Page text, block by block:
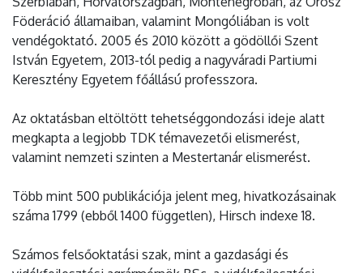
Föderáció államaiban, valamint Mongóliában is volt
vendégoktató. 2005 és 2010 között a gödöllői Szent
István Egyetem, 2013-tól pedig a nagyváradi Partiumi
Keresztény Egyetem főállású professzora.
Az oktatásban eltöltött tehetséggondozási ideje alatt
megkapta a legjobb TDK témavezetői elismerést,
valamint nemzeti szinten a Mestertanár elismerést.
Több mint 500 publikációja jelent meg, hivatkozásainak
száma 1799 (ebből 1400 független), Hirsch indexe 18.
Számos felsőoktatási szak, mint a gazdasági és